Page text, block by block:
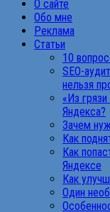
О сайте
Обо мне
Реклама
Статьи
10
SEO-
нельзя
«Из
Яндекса?
Зачем
Как
Как
Яндексе
Как
Один